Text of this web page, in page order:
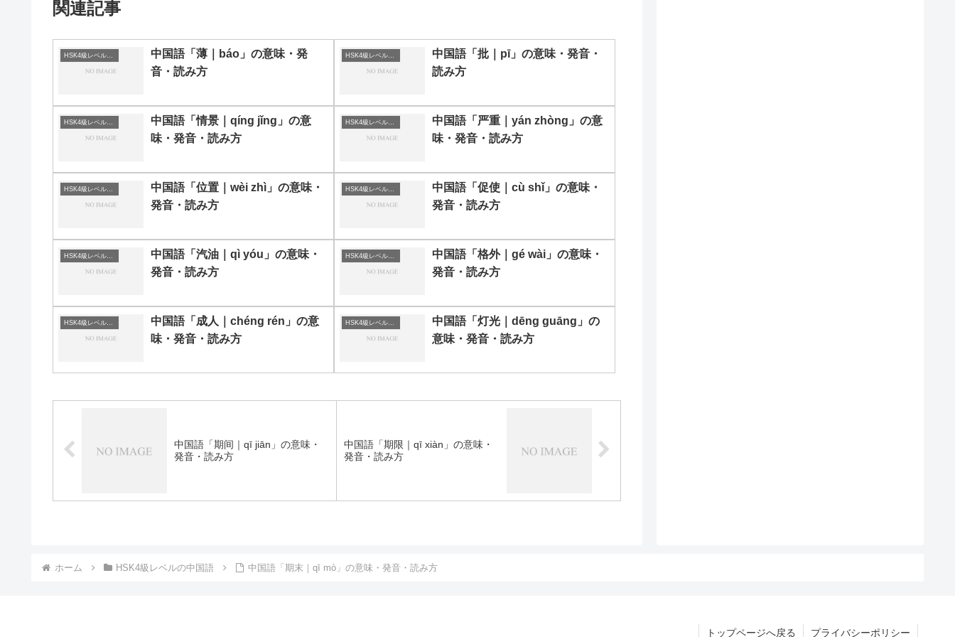
関連記事
中国語「薄｜báo」の意味・発
音・読み方
中国語「批｜pī」の意味・発音・
読み方
中国語「情景｜qíng jǐng」の意
味・発音・読み方
中国語「严重｜yán zhòng」の意
味・発音・読み方
中国語「位置｜wèi zhì」の意味・
発音・読み方
中国語「促使｜cù shǐ」の意味・
発音・読み方
中国語「汽油｜qì yóu」の意味・
発音・読み方
中国語「格外｜gé wài」の意味・
発音・読み方
中国語「成人｜chéng rén」の意
味・発音・読み方
中国語「灯光｜dēng guāng」の
意味・発音・読み方
中国語「期间｜qī jiān」の意味・
発音・読み方
中国語「期限｜qī xiàn」の意味・
発音・読み方
ホーム HSK4級レベルの中国語 中国語「期末｜qī mò」の意味・発音・読み方
トップページへ戻る プライバシーポリシー